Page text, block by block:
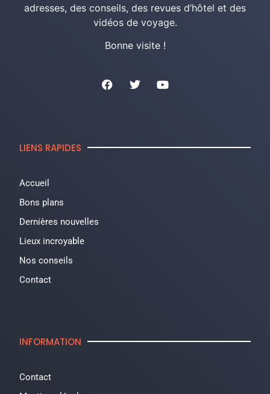
adresses, des conseils, des revues d’hôtel et des
vidéos de voyage.
Bonne visite !
LIENS RAPIDES
Accueil
Bons plans
Dernières nouvelles
Lieux incroyable
Nos conseils
Contact
INFORMATION
Contact